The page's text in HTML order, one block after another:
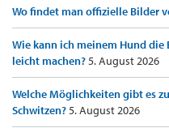
Wo findet man offizielle Bilder
Wie kann ich meinem Hund
leicht machen?5. August 2026
Welche Möglichkeiten gibt es
Schwitzen?5. August 2026